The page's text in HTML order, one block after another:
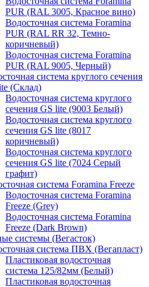
PUR (RAL 3005, Красное вино)
Водосточная система Foramina
PUR (RAL RR 32, Темно-
коричневый)
Водосточная система Foramina
PUR (RAL 9005, Черный)
система круглого сечения
(Склад)
Водосточная система круглого
сечения GS lite (9003 Белый)
Водосточная система круглого
сечения GS lite (8017
коричневый)
Водосточная система круглого
сечения GS lite (7024 Серый
графит)
система Foramina Freeze
Водосточная система Foramina
Freeze (Grey)
Водосточная система Foramina
Freeze (Dark Brown)
системы (Вегасток)
система ПВХ (Вегапласт)
Пластиковая водосточная
система 125/82мм (Белый)
Пластиковая водосточная